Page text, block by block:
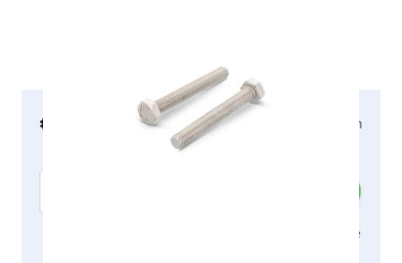
€ 16,86 incl. btw 2-5 werkdagen
Aantal
Toevoegen aan offerte